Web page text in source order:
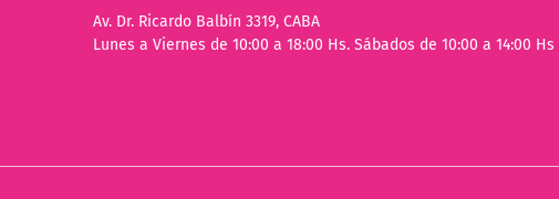
Av. Dr. Ricardo Balbín 3319, CABA
Lunes a Viernes de 10:00 a 18:00 Hs. Sábados de 10:00 a 14:00 Hs